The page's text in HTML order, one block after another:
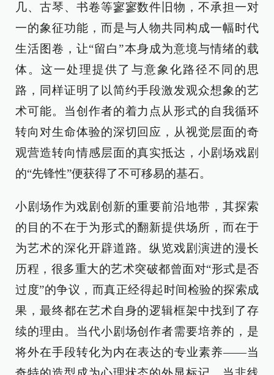
几、古琴、书卷等寥寥数件旧物，不承担一对
一的象征功能，而是与人物共同构成一幅时代
生活图卷，让“留白”本身成为意境与情绪的载
体。这一处理提供了与意象化路径不同的思
路，同样证明了以简约手段激发观众想象的艺
术可能。当创作者的着力点从形式的自我循环
转向对生命体验的深切回应，从视觉层面的奇
观营造转向情感层面的真实抵达，小剧场戏剧
的“先锋性”便获得了不可移易的基石。
小剧场作为戏剧创新的重要前沿地带，其探索
的目的不在于为形式的翻新提供场所，而在于
为艺术的深化开辟道路。纵览戏剧演进的漫长
历程，很多重大的艺术突破都曾面对“形式是否
过度”的争议，而真正经得起时间检验的探索成
果，最终都在艺术自身的逻辑框架中找到了存
续的理由。当代小剧场创作者需要培养的，是
将外在手段转化为内在表达的专业素养——当